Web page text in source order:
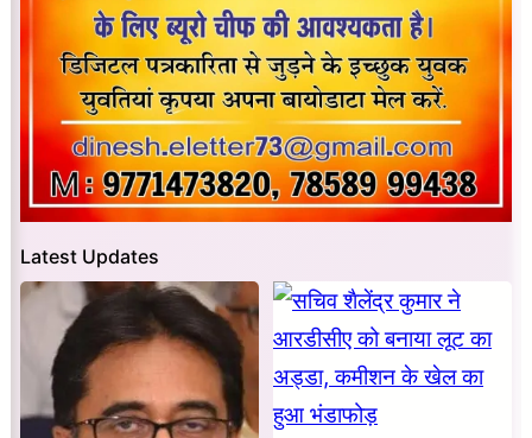
Latest Updates